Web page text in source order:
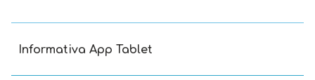
Informativa App Tablet